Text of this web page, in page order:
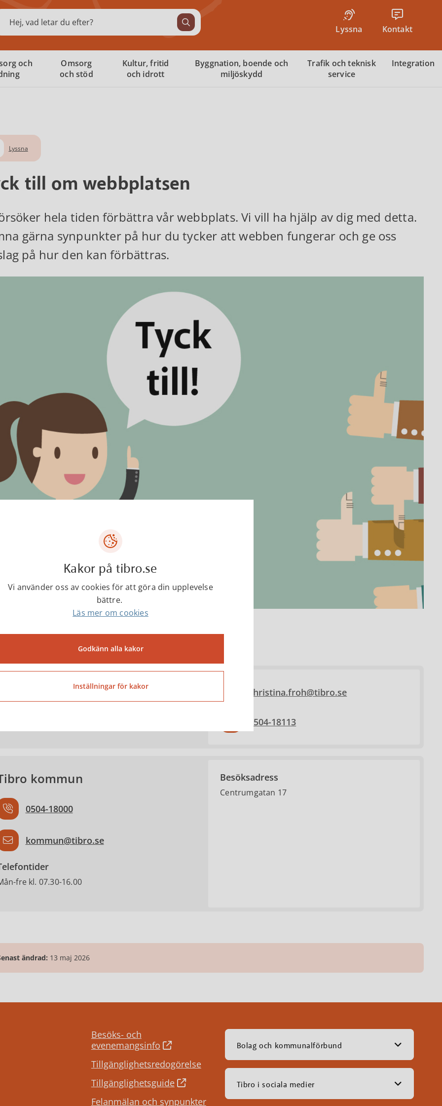
Lyssna Kontakt
och
Omsorg
och stöd
Kultur, fritid
och idrott
Byggnation, boende och
miljöskydd
Trafik och teknisk
service
Integration
Lyssna
till om webbplatsen
hela tiden förbättra vår webbplats. Vi vill ha hjälp av dig med detta.
gärna synpunkter på hur du tycker att webben fungerar och ge oss
på hur den kan förbättras.
Froh christina.froh@tibro.se
0504-18113
kommun
0504-18000
kommun@tibro.se
fre kl. 07.30-16.00
Besöksadress
Centrumgatan 17
ändrad: 13 maj 2026
Besöks- och
evenemangsinfo
Tillgänglighetsredogörelse
Tillgänglighetsguide
Felanmälan och synpunkter
Bolag och kommunalförbund
Tibro i sociala medier
Kakor på tibro.se
Vi använder oss av cookies för att göra din upplevelse
bättre.
Läs mer om cookies
Godkänn alla kakor
Inställningar för kakor